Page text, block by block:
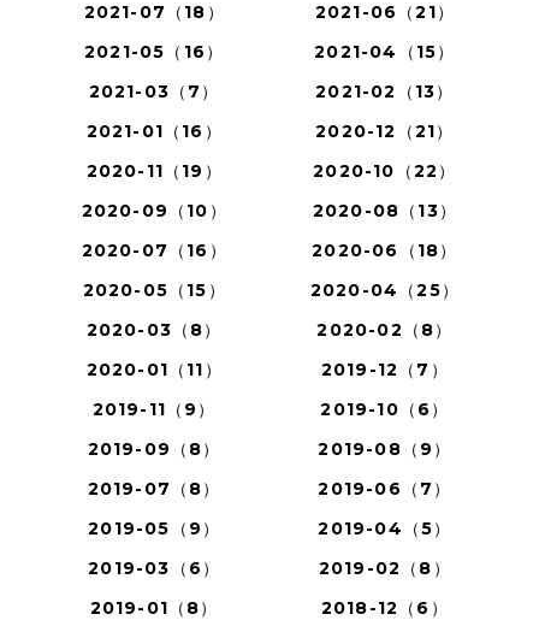
2021-07（18）
2021-06（21）
2021-05（16）
2021-04（15）
2021-03（7）
2021-02（13）
2021-01（16）
2020-12（21）
2020-11（19）
2020-10（22）
2020-09（10）
2020-08（13）
2020-07（16）
2020-06（18）
2020-05（15）
2020-04（25）
2020-03（8）
2020-02（8）
2020-01（11）
2019-12（7）
2019-11（9）
2019-10（6）
2019-09（8）
2019-08（9）
2019-07（8）
2019-06（7）
2019-05（9）
2019-04（5）
2019-03（6）
2019-02（8）
2019-01（8）
2018-12（6）